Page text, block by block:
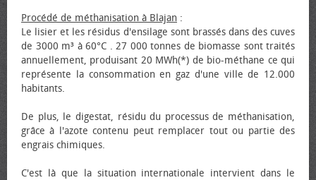
Procédé de méthanisation à Blajan :
Le lisier et les résidus d'ensilage sont brassés dans des cuves
de 3000 m³ à 60°C . 27 000 tonnes de biomasse sont traités
annuellement, produisant 20 MWh(*) de bio-méthane ce qui
représente la consommation en gaz d'une ville de 12.000
habitants.
De plus, le digestat, résidu du processus de méthanisation,
grâce à l'azote contenu peut remplacer tout ou partie des
engrais chimiques.
C'est là que la situation internationale intervient dans le